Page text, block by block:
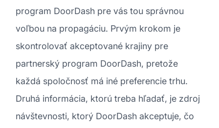
program DoorDash pre vás tou správnou
voľbou na propagáciu. Prvým krokom je
skontrolovať akceptované krajiny pre
partnerský program DoorDash, pretože
každá spoločnosť má iné preferencie trhu.
Druhá informácia, ktorú treba hľadať, je zdroj
návštevnosti, ktorý DoorDash akceptuje, čo